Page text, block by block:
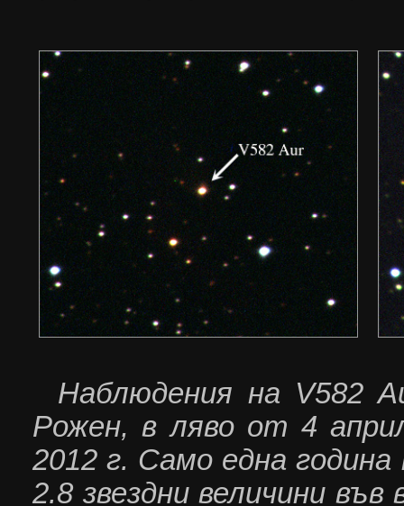
Наблюдения на V582
Рожен, в ляво от 4
2012 г. Само една година
2.8 звездни величини